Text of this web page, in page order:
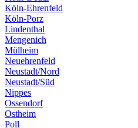
Köln-Ehrenfeld
Köln-Porz
Lindenthal
Mengenich
Mülheim
Neuehrenfeld
Neustadt/Nord
Neustadt/Süd
Nippes
Ossendorf
Ostheim
Poll